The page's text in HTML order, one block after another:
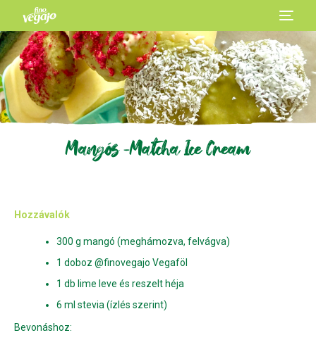
Mangós -Matcha Ice Cream
Hozzávalók
300 g mangó (meghámozva, felvágva)
1 doboz @finovegajo Vegaföl
1 db lime leve és reszelt héja
6 ml stevia (ízlés szerint)
Bevonáshoz: